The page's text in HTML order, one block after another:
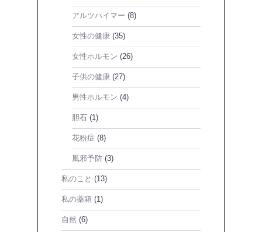
アルツハイマー (8)
女性の健康 (35)
女性ホルモン (26)
子供の健康 (27)
男性ホルモン (4)
胆石 (1)
花粉症 (8)
風邪予防 (3)
私のこと (13)
私の薬箱 (1)
自然 (6)